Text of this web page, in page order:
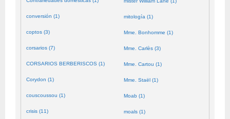
conversión (1)
coptos (3)
corsarios (7)
CORSARIOS BERBERISCOS (1)
Corydon (1)
couscoussou (1)
crisis (11)
mitología (1)
Mme. Bonhomme (1)
Mme. Carlès (3)
Mme. Cartou (1)
Mme. Staël (1)
Moab (1)
moals (1)